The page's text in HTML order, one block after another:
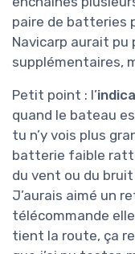
paire de batteries
Navicarp aurait pu
supplémentaires,
Petit point : l’
quand le bateau
tu n’y vois plus
batterie faible
du vent ou du
J’aurais aimé un
télécommande
tient la route, ça